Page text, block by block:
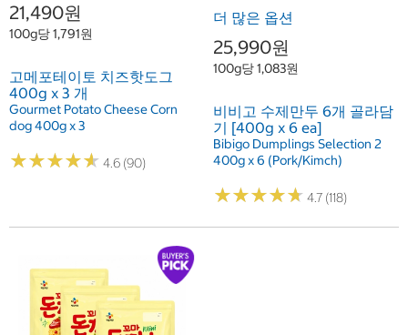
21,490원
100g당 1,791원
고메포테이토 치즈핫도그
400g x 3 개
Gourmet Potato Cheese Corn
dog 400g x 3
★★★★★
★★★★★ 4.6 (90)
더 많은 옵션
25,990원
100g당 1,083원
비비고 수제만두 6개 골라담
기 [400g x 6 ea]
Bibigo Dumplings Selection 2
400g x 6 (Pork/Kimch)
★★★★★
★★★★★ 4.7 (118)